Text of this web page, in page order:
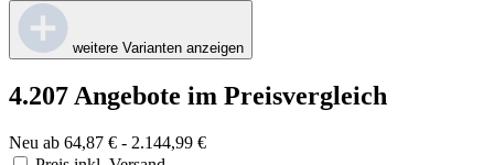
weitere Varianten anzeigen
4.207 Angebote im Preisvergleich
Neu ab 64,87 € - 2.144,99 €